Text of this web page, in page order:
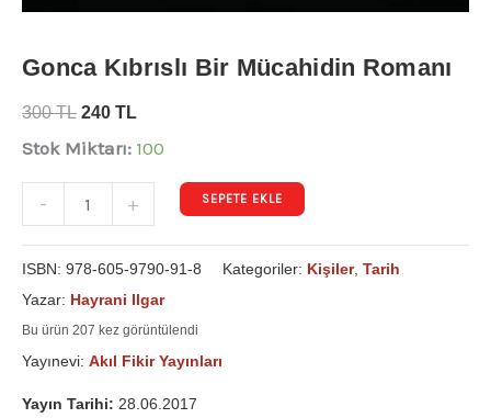
Gonca Kıbrıslı Bir Mücahidin Romanı
300TL 240 TL
Stok Miktarı: 100
- + SEPETE EKLE
ISBN: 978-605-9790-91-8 Kategoriler: Kişiler, Tarih
Yazar: Hayrani Ilgar
Bu ürün 207 kez görüntülendi
Yayınevi: Akıl Fikir Yayınları
Yayın Tarihi: 28.06.2017